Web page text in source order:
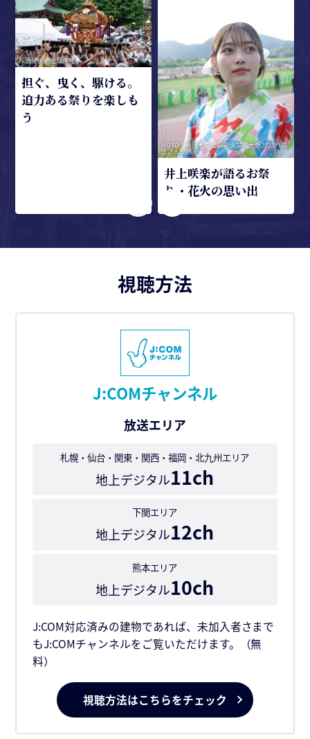
写真提供／浅草神社
担ぐ、曳く、駆ける。
迫力ある祭りを楽しも
う
HOTO：秋田大曲 全国花火競技大会2025（井
上さん提供）
井上咲楽が語るお祭
り・花火の思い出
視聴方法
J:COMチャンネル
放送エリア
札幌・仙台・関東・関西・福岡・北九州エリア
地上デジタル11ch
下関エリア
地上デジタル12ch
熊本エリア
地上デジタル10ch
J:COM対応済みの建物であれば、未加入者さまで
もJ:COMチャンネルをご覧いただけます。（無
料）
視聴方法はこちらをチェック